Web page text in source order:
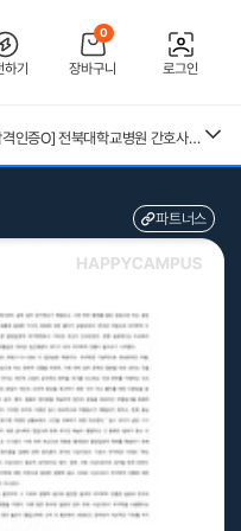
하기
0
장바구니 로그인
[2026 합격인증O] 전북대학교병원 간호사 채용 대비 필기+면접 기출 정리
파트너스